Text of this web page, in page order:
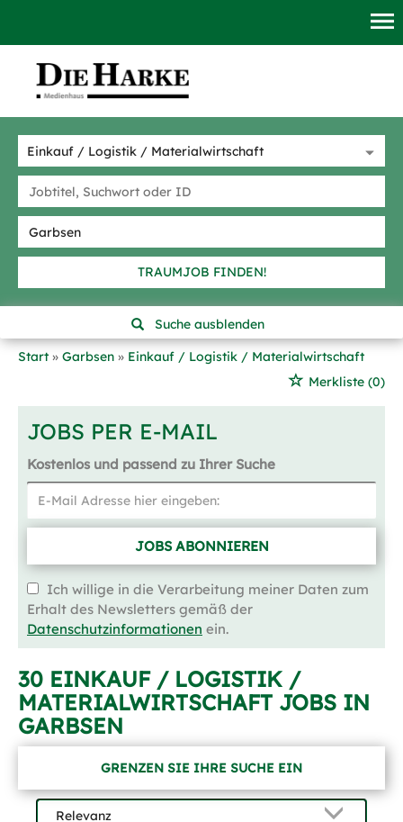
TRAUMJOB FINDEN!
Suche ausblenden
Start
Garbsen
Einkauf / Logistik / Materialwirtschaft
Merkliste (0)
JOBS PER E-MAIL
Kostenlos und passend zu Ihrer Suche
JOBS ABONNIEREN
Ich willige in die Verarbeitung meiner Daten zum
Erhalt des Newsletters gemäß der
Datenschutzinformationen ein.
30 EINKAUF / LOGISTIK /
MATERIALWIRTSCHAFT JOBS IN
GARBSEN
GRENZEN SIE IHRE SUCHE EIN